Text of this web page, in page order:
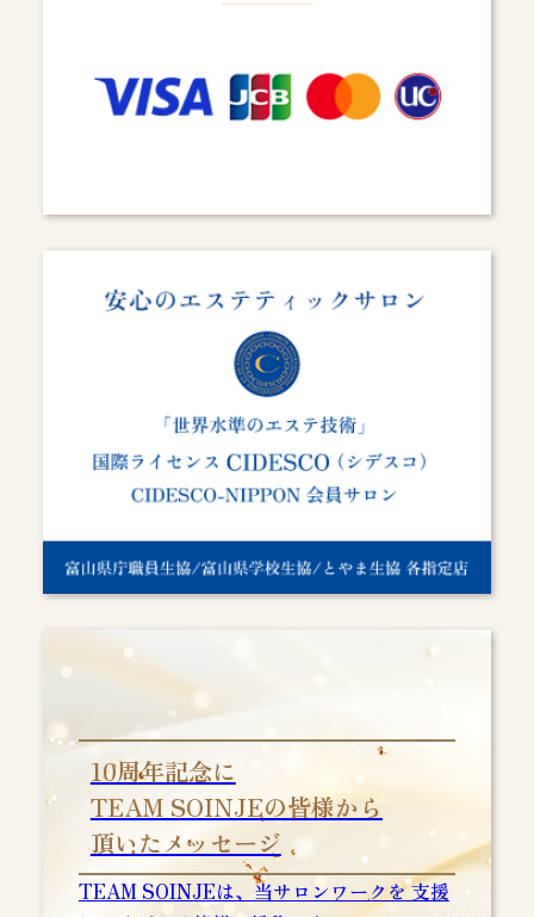
10周年記念に
TEAM SOINJEの皆様から
頂いたメッセージ
TEAM SOINJEは、当サロンワークを 支援